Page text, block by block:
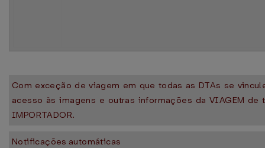
Com exceção de viagem em que todas as DTAs se
acesso às imagens e outras informações da VIAGEM
IMPORTADOR.
Notificações automáticas